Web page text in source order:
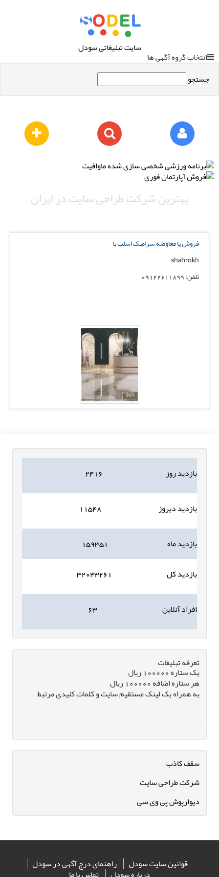
سایت تبلیغاتی سودل
انتخاب گروه آگهی ها
جستجو
بهترین شرکت طراحی سایت در ایران
فروش یا معاوضه سرامیک اسلب با
shahrokh
تلفن: 09122611899
بازدید روز ۲۴۱۶
بازدید دیروز ۱۱۵۴۸
بازدید ماه
۱۵۹۳۵۱
بازدید کل
۳۲۰۴۳۲۶۱
افراد آنلاین ۶۳
تعرفه تبلیغات
یک ستاره 100000 ریال
هر ستاره اضافه 100000 ریال
به همراه بک لینک مستقیم سایت و کلمات کلیدی مرتبط
سقف کاذب
شرکت طراحی سایت
دیوارپوش پی وی سی
قوانین سایت سودل راهنمای درج آگهی در سودل